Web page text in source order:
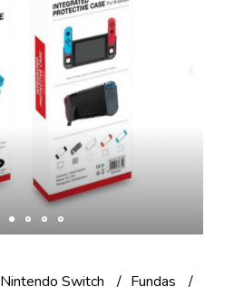
Nintendo Switch
Fundas